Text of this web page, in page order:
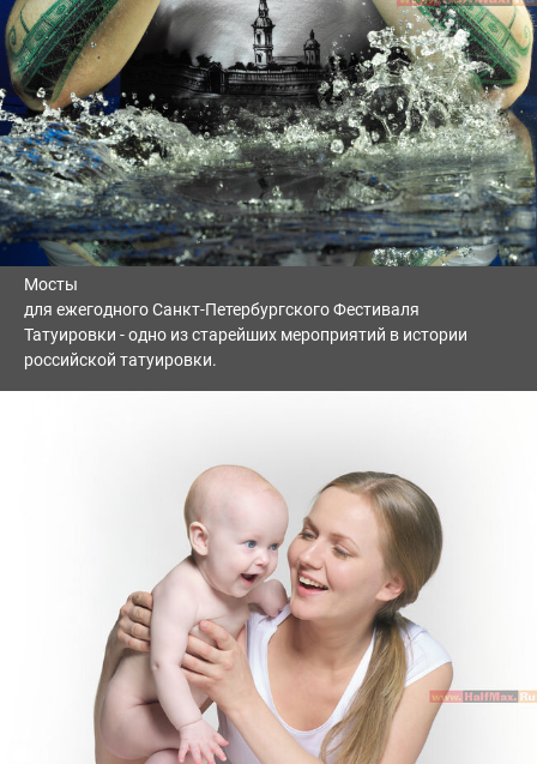
Мосты
для ежегодного Санкт-Петербургского Фестиваля
Татуировки - одно из старейших мероприятий в истории
российской татуировки.